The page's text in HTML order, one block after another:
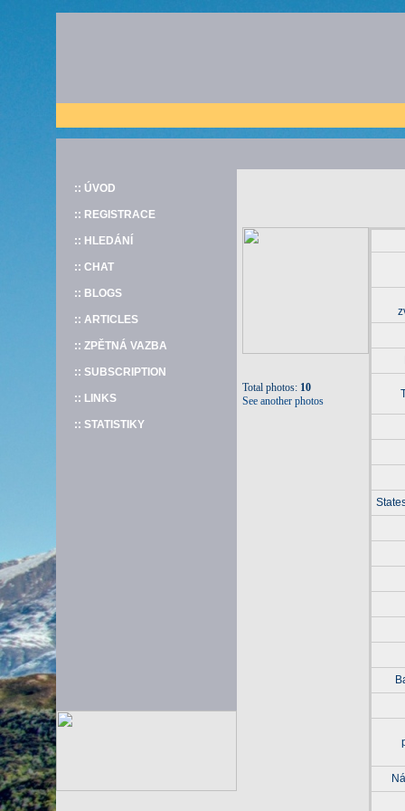
:: ÚVOD
:: REGISTRACE
:: HLEDÁNÍ
:: CHAT
:: BLOGS
:: ARTICLES
:: ZPĚTNÁ VAZBA
:: SUBSCRIPTION
:: LINKS
:: STATISTIKY
Total photos: 10
See another photos